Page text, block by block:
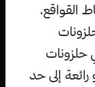
القواقع،
حلزونات
إلى حد